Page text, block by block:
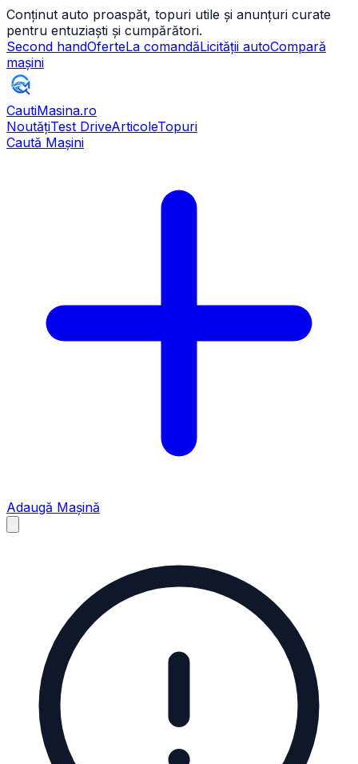
Conținut auto proaspăt, topuri utile și anunțuri curate
pentru entuziaști și cumpărători.
Second handOferteLa comandăLicității autoCompară
mașini
CautiMasina.ro
NoutățiTest DriveArticoleTopuri
Caută Mașini
Adaugă Mașină